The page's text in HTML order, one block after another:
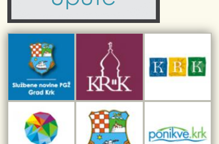
Sport i rekreacija
Kulturno-turistička ruta Putovima Frankopana
Dar iz Krka
Interpretacijski centar pomorske baštine